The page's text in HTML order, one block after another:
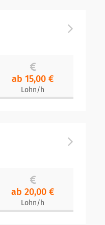
ab 15,00 €
Lohn/h
ab 20,00 €
Lohn/h